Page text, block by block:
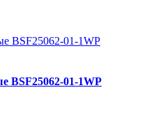
BSF25062-01-1WP